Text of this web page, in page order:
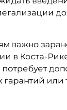
важно
в Коста-
или